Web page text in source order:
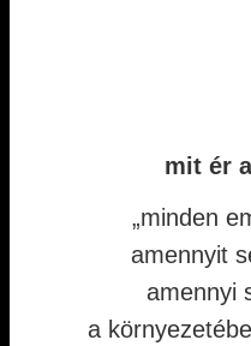
mit ér
„minden
amennyit
amennyi
a